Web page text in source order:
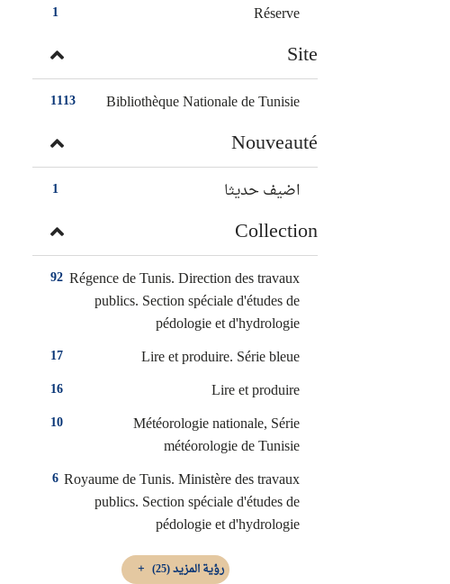
1 Réserve
Site
1113 Bibliothèque Nationale de Tunisie
Nouveauté
1 اضيف حديثا
Collection
92 Régence de Tunis. Direction des travaux
publics. Section spéciale d'études de
pédologie et d'hydrologie
17 Lire et produire. Série bleue
16 Lire et produire
10
Météorologie nationale, Série
météorologie de Tunisie
6 Royaume de Tunis. Ministère des travaux
publics. Section spéciale d'études de
pédologie et d'hydrologie
رؤية المزيد(25)